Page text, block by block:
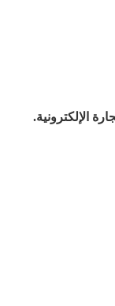
الإلكترونية.